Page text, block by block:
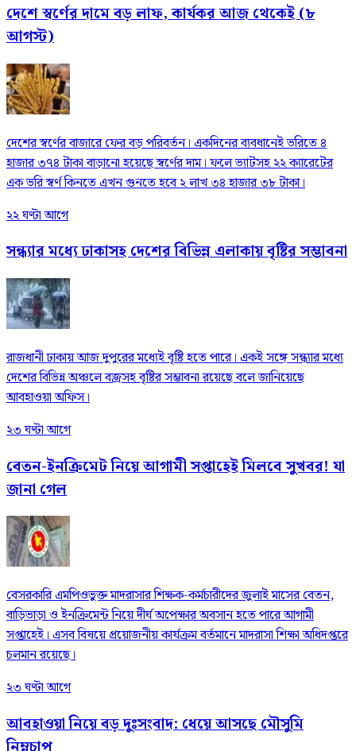
দেশে স্বর্ণের দামে বড় লাফ, কার্যকর আজ থেকেই (৮
আগস্ট)
দেশের স্বর্ণের বাজারে ফের বড় পরিবর্তন। একদিনের ব্যবধানেই ভরিতে ৪
হাজার ৩৭৪ টাকা বাড়ানো হয়েছে স্বর্ণের দাম। ফলে ভ্যাটসহ ২২ ক্যারেটের
এক ভরি স্বর্ণ কিনতে এখন গুনতে হবে ২ লাখ ৩৪ হাজার ৩৮ টাকা।
২২ ঘণ্টা আগে
সন্ধ্যার মধ্যে ঢাকাসহ দেশের বিভিন্ন এলাকায় বৃষ্টির সম্ভাবনা
রাজধানী ঢাকায় আজ দুপুরের মধ্যেই বৃষ্টি হতে পারে। একই সঙ্গে সন্ধ্যার মধ্যে
দেশের বিভিন্ন অঞ্চলে বজ্রসহ বৃষ্টির সম্ভাবনা রয়েছে বলে জানিয়েছে
আবহাওয়া অফিস।
২৩ ঘণ্টা আগে
বেতন-ইনক্রিমেট নিয়ে আগামী সপ্তাহেই মিলবে সুখবর! যা
জানা গেল
বেসরকারি এমপিওভুক্ত মাদরাসার শিক্ষক-কর্মচারীদের জুলাই মাসের বেতন,
বাড়িভাড়া ও ইনক্রিমেন্ট নিয়ে দীর্ঘ অপেক্ষার অবসান হতে পারে আগামী
সপ্তাহেই। এসব বিষয়ে প্রয়োজনীয় কার্যক্রম বর্তমানে মাদরাসা শিক্ষা অধিদপ্তরে
চলমান রয়েছে।
২৩ ঘণ্টা আগে
আবহাওয়া নিয়ে বড় দুঃসংবাদ: ধেয়ে আসছে মৌসুমি